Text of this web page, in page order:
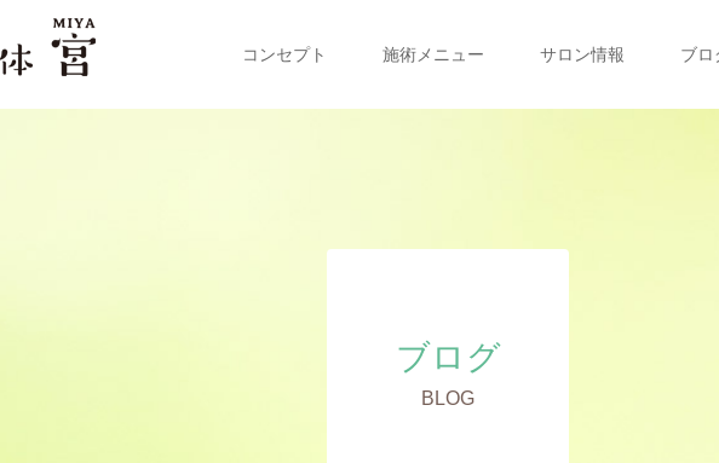
コンセプト 施術メニュー サロン情報 ブロ
ブログ
BLOG